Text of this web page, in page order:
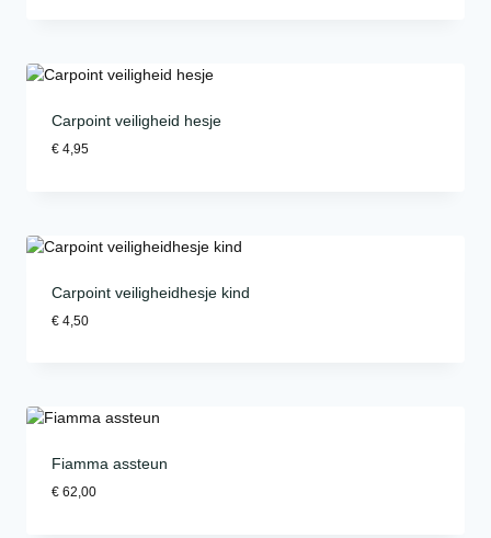
Carpoint veiligheid hesje
€ 4,95
Carpoint veiligheidhesje kind
€ 4,50
Fiamma assteun
€ 62,00